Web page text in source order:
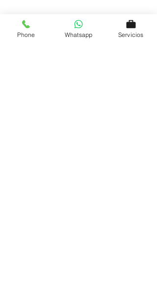
Planos Arquitectónicos
Phone Whatsapp Servicios